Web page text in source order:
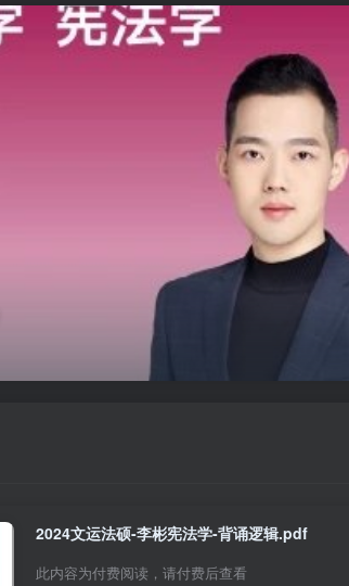
2024文运法硕-李彬宪法学-背诵逻辑.pdf
此内容为付费阅读，请付费后查看